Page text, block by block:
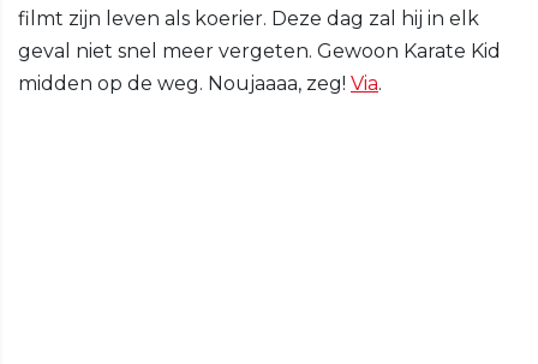
filmt zijn leven als koerier. Deze dag zal hij in elk
geval niet snel meer vergeten. Gewoon Karate Kid
midden op de weg. Noujaaaa, zeg! Via.